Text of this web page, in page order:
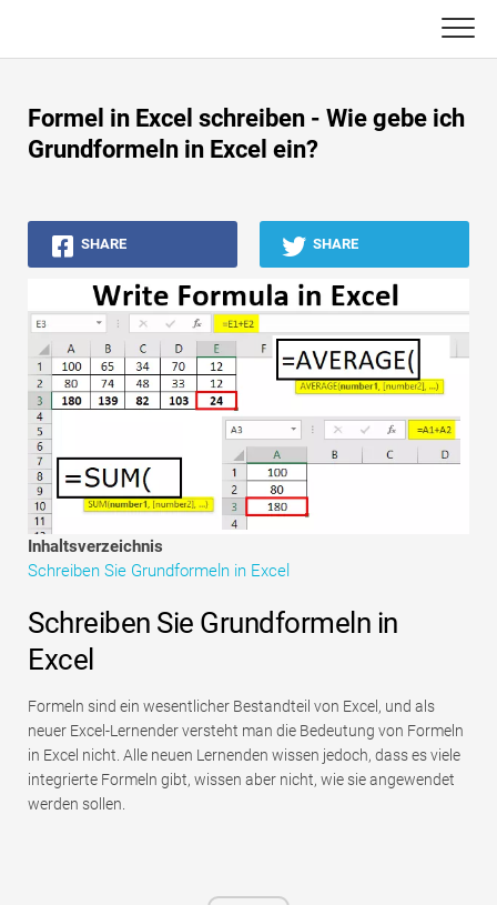
content
Buchhaltungs-Tutorials
Excel, VBA & Power BI
Investment Banking Tutorials
Top Bücher
Finanzkarriere-Leitfäden
Ressourcen für die Finanzzertifizierung
Tutorials zur Finanzmodellierung
Vollständige Form
Risikomanagement-Tutorials
Formel in Excel schreiben - Wie gebe ich
Grundformeln in Excel ein?
SHARE SHARE
Inhaltsverzeichnis
Schreiben Sie Grundformeln in Excel
Schreiben Sie Grundformeln in
Excel
Formeln sind ein wesentlicher Bestandteil von Excel, und als
neuer Excel-Lernender versteht man die Bedeutung von Formeln
in Excel nicht. Alle neuen Lernenden wissen jedoch, dass es viele
integrierte Formeln gibt, wissen aber nicht, wie sie angewendet
werden sollen.